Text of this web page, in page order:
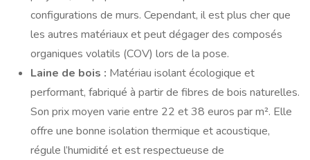
configurations de murs. Cependant, il est plus cher que
les autres matériaux et peut dégager des composés
organiques volatils (COV) lors de la pose.
Laine de bois : Matériau isolant écologique et
performant, fabriqué à partir de fibres de bois naturelles.
Son prix moyen varie entre 22 et 38 euros par m². Elle
offre une bonne isolation thermique et acoustique,
régule l’humidité et est respectueuse de